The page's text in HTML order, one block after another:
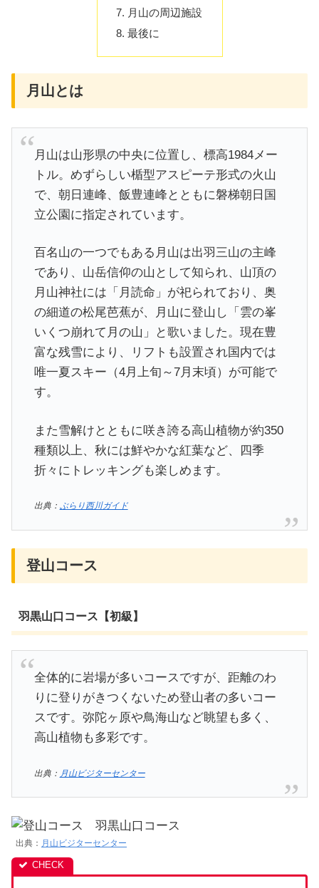
月山の周辺施設
最後に
月山とは
月山は山形県の中央に位置し、標高1984メー
トル。めずらしい楯型アスピーテ形式の火山
で、朝日連峰、飯豊連峰とともに磐梯朝日国
立公園に指定されています。
百名山の一つでもある月山は出羽三山の主峰
であり、山岳信仰の山として知られ、山頂の
月山神社には「月読命」が祀られており、奥
の細道の松尾芭蕉が、月山に登山し「雲の峯
いくつ崩れて月の山」と歌いました。現在豊
富な残雪により、リフトも設置され国内では
唯一夏スキー（4月上旬～7月末頃）が可能で
す。
また雪解けとともに咲き誇る高山植物が約350
種類以上、秋には鮮やかな紅葉など、四季
折々にトレッキングも楽しめます。
出典： ぶらり西川ガイド
登山コース
羽黒山口コース【初級】
全体的に岩場が多いコースですが、距離のわ
りに登りがきつくないため登山者の多いコー
スです。弥陀ヶ原や鳥海山など眺望も多く、
高山植物も多彩です。
出典： 月山ビジターセンター
出典： 月山ビジターセンター